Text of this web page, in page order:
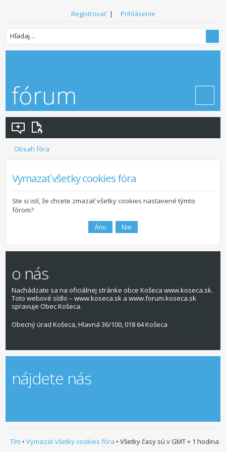
Registrovať| Prihlásenie
Obsah fóra
Vymazať všetky cookies fóra
Ste si istí, že chcete zmazať všetky cookies nastavené týmto
fórom?
o nás
Nachádzate sa na oficiálnej stránke obce Košeca www.koseca.sk.
Toto webové sídlo – www.koseca.sk a www.forum.koseca.sk
spravuje Obec Košeca.
Obecný úrad Košeca, Hlavná 36/100, 018 64 Košeca
nájdete nás
Tím • Vymazať všetky cookies fóra • Všetky časy sú v GMT + 1 hodina